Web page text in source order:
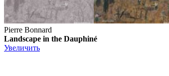
Pierre Bonnard
Landscape in the Dauphiné
Увеличить